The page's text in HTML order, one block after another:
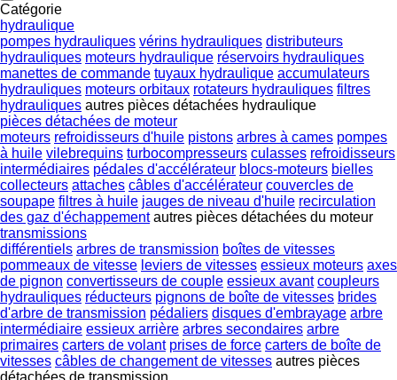
Catégorie
hydraulique
pompes hydrauliques vérins hydrauliques distributeurs
hydrauliques moteurs hydraulique réservoirs hydrauliques
manettes de commande tuyaux hydraulique accumulateurs
hydrauliques moteurs orbitaux rotateurs hydrauliques filtres
hydrauliques autres pièces détachées hydraulique
pièces détachées de moteur
moteurs refroidisseurs d'huile pistons arbres à cames pompes
à huile vilebrequins turbocompresseurs culasses refroidisseurs
intermédiaires pédales d'accélérateur blocs-moteurs bielles
collecteurs attaches câbles d'accélérateur couvercles de
soupape filtres à huile jauges de niveau d'huile recirculation
des gaz d'échappement autres pièces détachées du moteur
transmissions
différentiels arbres de transmission boîtes de vitesses
pommeaux de vitesse leviers de vitesses essieux moteurs axes
de pignon convertisseurs de couple essieux avant coupleurs
hydrauliques réducteurs pignons de boîte de vitesses brides
d'arbre de transmission pédaliers disques d'embrayage arbre
intermédiaire essieux arrière arbres secondaires arbre
primaires carters de volant prises de force carters de boîte de
vitesses câbles de changement de vitesses autres pièces
détachées de transmission